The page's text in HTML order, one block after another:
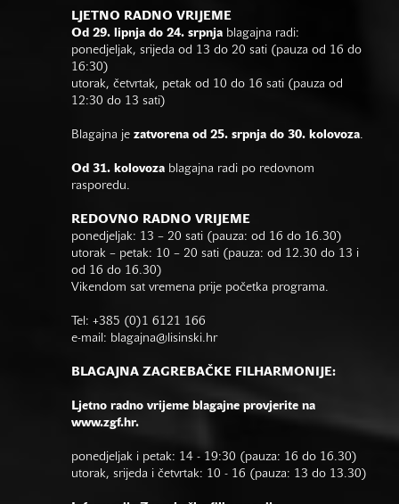
LJETNO RADNO VRIJEME
Od 29. lipnja do 24. srpnja blagajna radi:
ponedjeljak, srijeda od 13 do 20 sati (pauza od 16 do
16:30)
utorak, četvrtak, petak od 10 do 16 sati (pauza od
12:30 do 13 sati)
Blagajna je zatvorena od 25. srpnja do 30. kolovoza.
Od 31. kolovoza blagajna radi po redovnom
rasporedu.
REDOVNO RADNO VRIJEME
ponedjeljak: 13 – 20 sati (pauza: od 16 do 16.30)
utorak – petak: 10 – 20 sati (pauza: od 12.30 do 13 i
od 16 do 16.30)
Vikendom sat vremena prije početka programa.
Tel: +385 (0)1 6121 166
e-mail: blagajna@lisinski.hr
BLAGAJNA ZAGREBAČKE FILHARMONIJE:
Ljetno radno vrijeme blagajne provjerite na
www.zgf.hr.
ponedjeljak i petak: 14 - 19:30 (pauza: 16 do 16.30)
utorak, srijeda i četvrtak: 10 - 16 (pauza: 13 do 13.30)